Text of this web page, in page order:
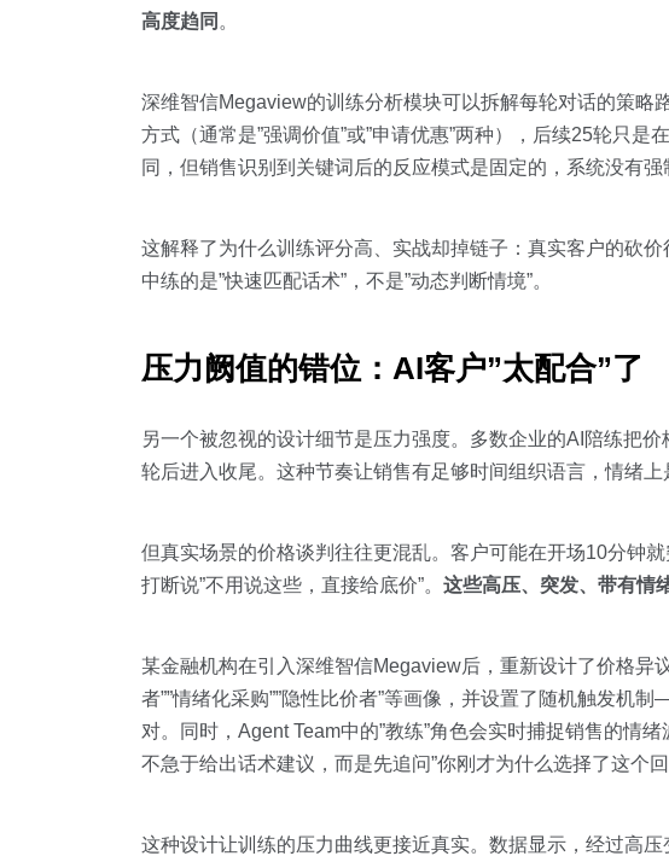
高度趋同 。
深维智信Megaview的训练分析模块可以拆解每轮对话的策
方式（通常是”强调价值”或”申请优惠”两种），后续25轮只
同，但销售识别到关键词后的反应模式是固定的，系统没有强
这解释了为什么训练评分高、实战却掉链子：真实客户的砍
中练的是”快速匹配话术”，不是”动态判断情境”。
压力阙值的错位：AI客户”太配合”了
另一个被忽视的设计细节是压力强度。多数企业的AI陪练把
轮后进入收尾。这种节奏让销售有足够时间组织语言，情绪上
但真实场景的价格谈判往往更混乱。客户可能在开场10分钟
打断说”不用说这些，直接给底价”。 这些高压、突发、带有情
某金融机构在引入深维智信Megaview后，重新设计了价格异
者””情绪化采购””隐性比价者”等画像，并设置了随机触发
对。同时，Agent Team中的”教练”角色会实时捕捉销售的情
不急于给出话术建议，而是先追问”你刚才为什么选择了这个回
这种设计让训练的压力曲线更接近真实。数据显示，经过高